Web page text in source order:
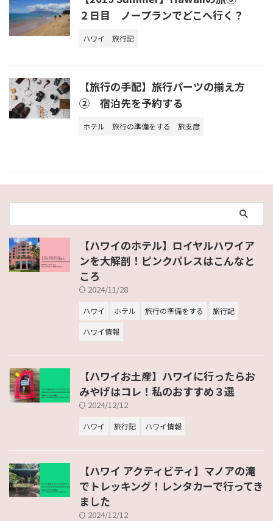
２日目 ノープランでどこへ行く？
ハワイ 旅行記
【旅行の手配】旅行パーツの揃え方
② 宿泊先を予約する
ホテル 旅行の準備をする 旅支度
【ハワイのホテル】ロイヤルハワイア
ンを大解剖！ピンクパレスはこんなと
ころ
2024/11/28
ハワイ ホテル 旅行の準備をする
旅行記
ハワイ情報
【ハワイお土産】ハワイに行ったらお
みやげはコレ！私のおすすめ３選
2024/12/12
ハワイ 旅行記 ハワイ情報
【ハワイ アクティビティ】マノアの滝
でトレッキング！レンタカーで行ってき
ました
2024/12/12